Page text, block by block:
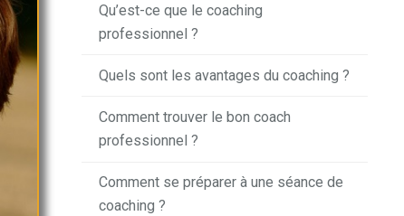
Qu’est-ce que le coaching
professionnel ?
Quels sont les avantages du coaching ?
Comment trouver le bon coach
professionnel ?
Comment se préparer à une séance de
coaching ?